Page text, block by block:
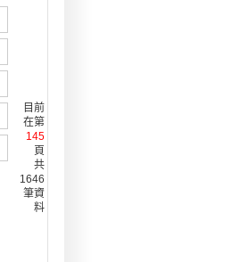
目前
在第
145
頁
共
1646
筆資
料